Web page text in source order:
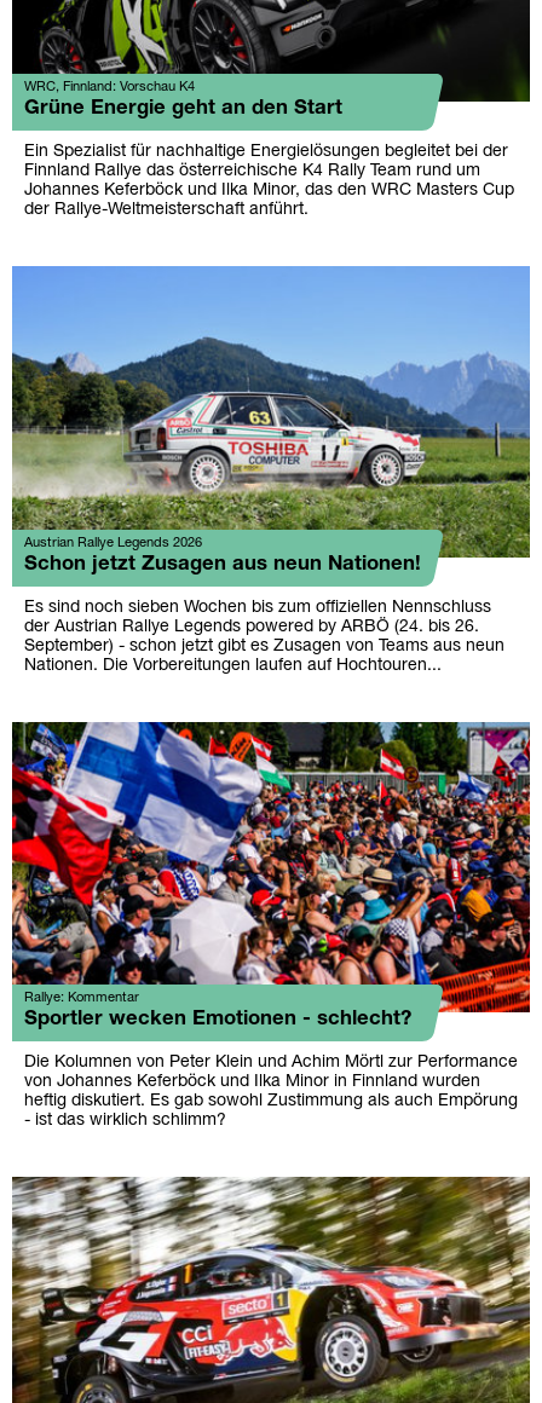
WRC, Finnland: Vorschau K4
Grüne Energie geht an den Start
Ein Spezialist für nachhaltige Energielösungen begleitet bei der
Finnland Rallye das österreichische K4 Rally Team rund um
Johannes Keferböck und Ilka Minor, das den WRC Masters Cup
der Rallye-Weltmeisterschaft anführt.
Austrian Rallye Legends 2026
Schon jetzt Zusagen aus neun Nationen!
Es sind noch sieben Wochen bis zum offiziellen Nennschluss
der Austrian Rallye Legends powered by ARBÖ (24. bis 26.
September) - schon jetzt gibt es Zusagen von Teams aus neun
Nationen. Die Vorbereitungen laufen auf Hochtouren...
Rallye: Kommentar
Sportler wecken Emotionen - schlecht?
Die Kolumnen von Peter Klein und Achim Mörtl zur Performance
von Johannes Keferböck und Ilka Minor in Finnland wurden
heftig diskutiert. Es gab sowohl Zustimmung als auch Empörung
- ist das wirklich schlimm?